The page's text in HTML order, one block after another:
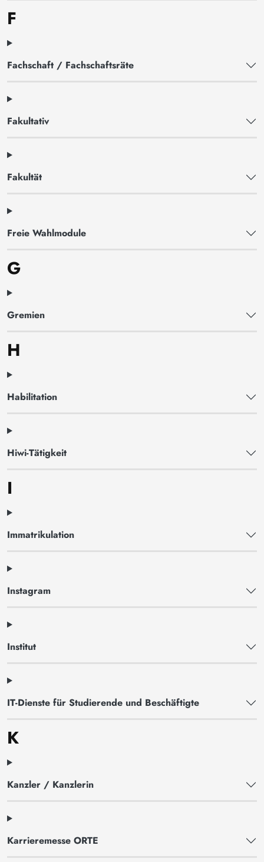
F
Fachschaft / Fachschaftsräte
Fakultativ
Fakultät
Freie Wahlmodule
G
Gremien
H
Habilitation
Hiwi-Tätigkeit
I
Immatrikulation
Instagram
Institut
IT-Dienste für Studierende und Beschäftigte
K
Kanzler / Kanzlerin
Karrieremesse ORTE